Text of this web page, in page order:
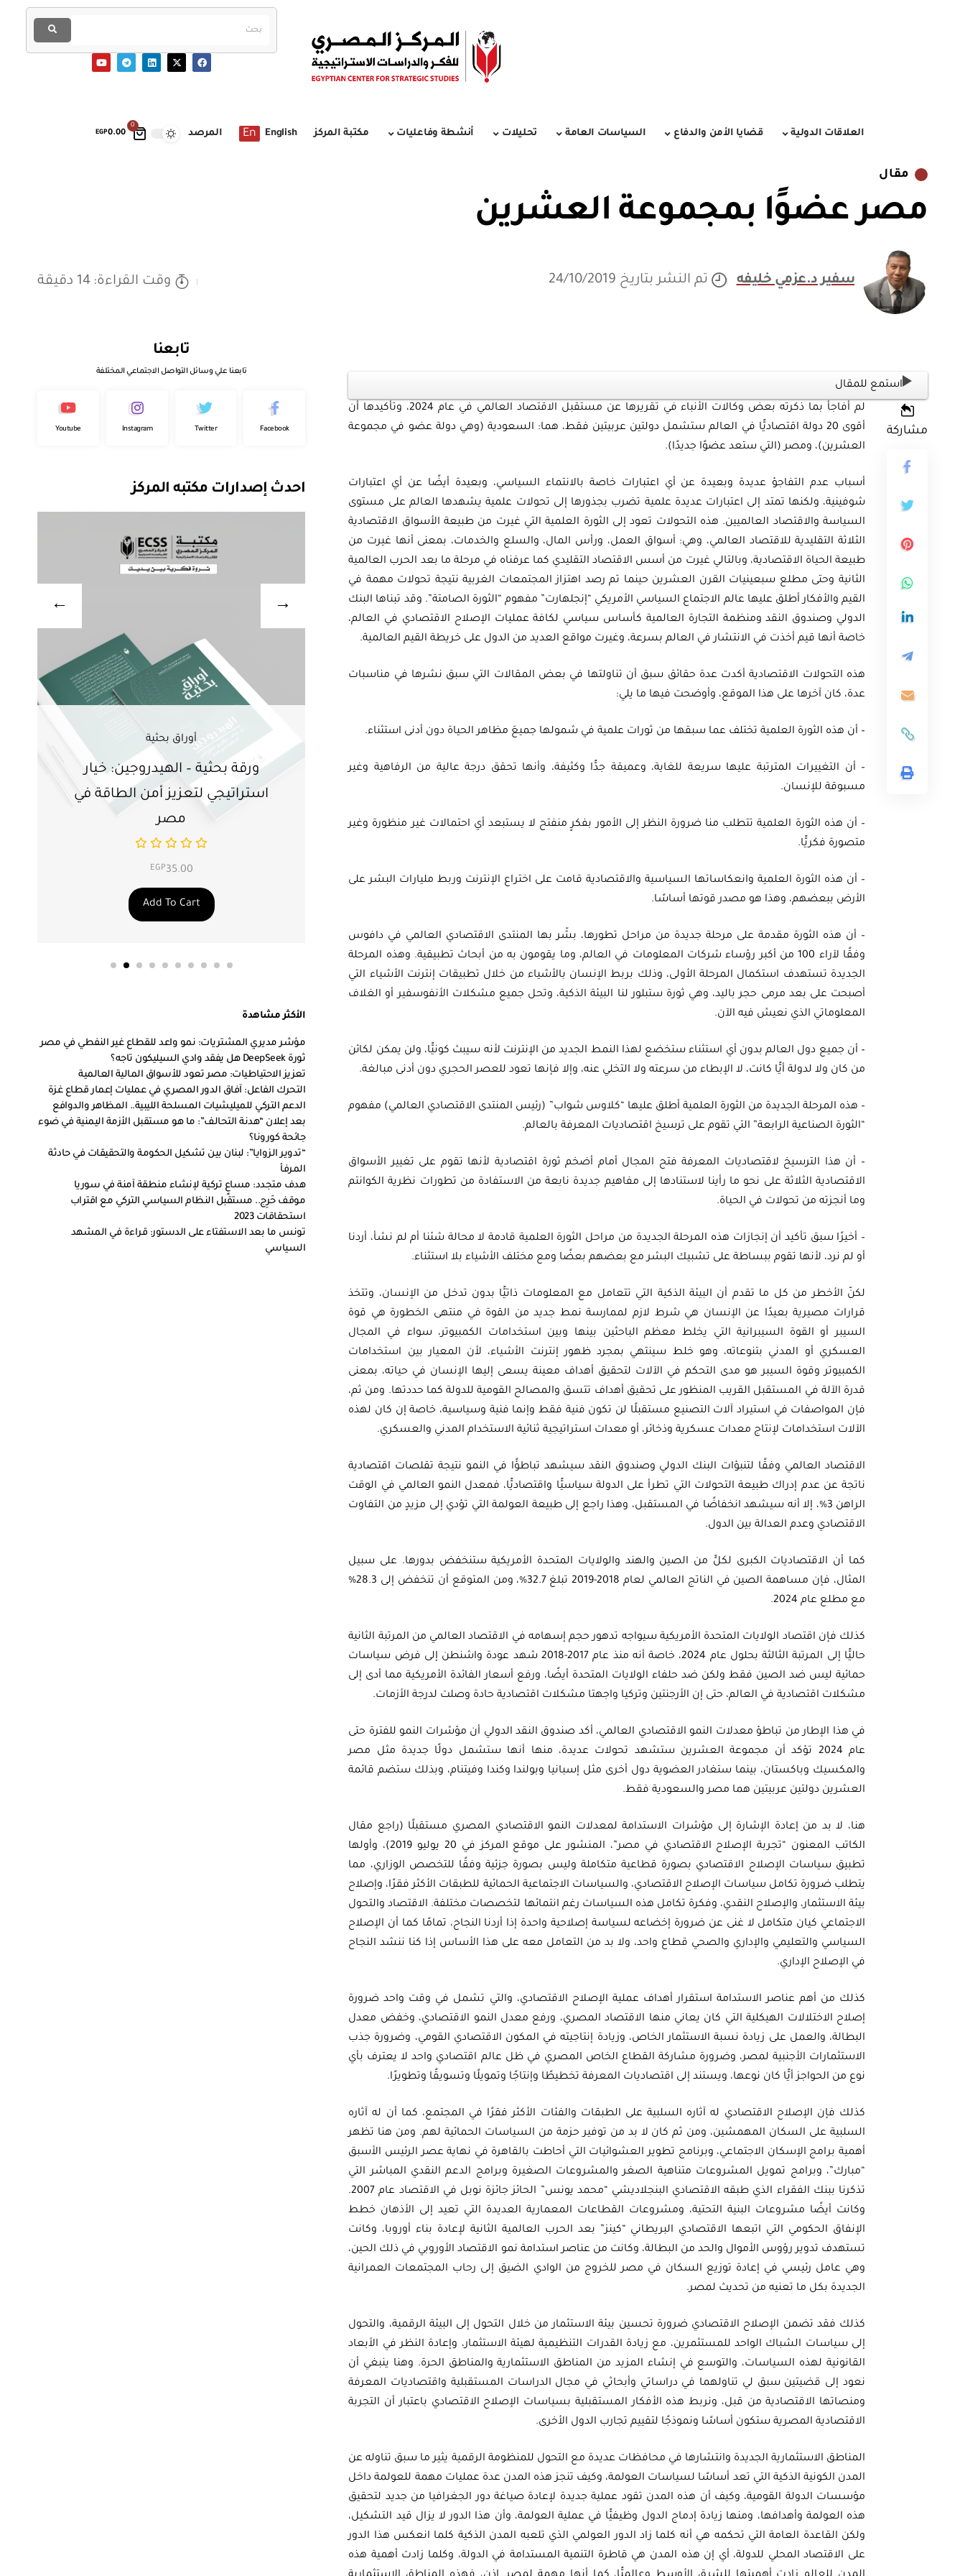
0
EGP0.00 العلاقات الدولية قضايا الأمن والدفاع السياسات العامة تحليلات أنشطة وفاعليات مكتبة المركز English
En المرصد
مقال
مصر عضوًا بمجموعة العشرين
سفير د.عزمي خليفه تم النشر بتاريخ 24/10/2019 وقت القراءة: 14 دقيقة
استمع للمقال
مشاركة
لم أفاجأ بما ذكرته بعض وكالات الأنباء في تقريرها عن مستقبل الاقتصاد العالمي في عام 2024، وتأكيدها أن
أقوى 20 دولة اقتصاديًّا في العالم ستشمل دولتين عربيتين فقط، هما: السعودية (وهي دولة عضو في مجموعة
العشرين)، ومصر (التي ستعد عضوًا جديدًا).
أسباب عدم التفاجؤ عديدة وبعيدة عن أي اعتبارات خاصة بالانتماء السياسي، وبعيدة أيضًا عن أي اعتبارات
شوفينية، ولكنها تمتد إلى اعتبارات عديدة علمية تضرب بجذورها إلى تحولات علمية يشهدها العالم على مستوى
السياسة والاقتصاد العالميين. هذه التحولات تعود إلى الثورة العلمية التي غيرت من طبيعة الأسواق الاقتصادية
الثلاثة التقليدية للاقتصاد العالمي، وهي: أسواق العمل، ورأس المال، والسلع والخدمات، بمعنى أنها غيرت من
طبيعة الحياة الاقتصادية، وبالتالي غيرت من أسس الاقتصاد التقليدي كما عرفناه في مرحلة ما بعد الحرب العالمية
الثانية وحتى مطلع سبعينيات القرن العشرين حينما تم رصد اهتزاز المجتمعات الغربية نتيجة تحولات مهمة في
القيم والأفكار أطلق عليها عالم الاجتماع السياسي الأمريكي “إنجلهارت” مفهوم “الثورة الصامتة”. وقد تبناها البنك
الدولي وصندوق النقد ومنظمة التجارة العالمية كأساس سياسي لكافة عمليات الإصلاح الاقتصادي في العالم،
خاصة أنها قيم أخذت في الانتشار في العالم بسرعة، وغيرت مواقع العديد من الدول على خريطة القيم العالمية.
هذه التحولات الاقتصادية أكدت عدة حقائق سبق أن تناولتها في بعض المقالات التي سبق نشرها في مناسبات
عدة، كان آخرها على هذا الموقع، وأوضحت فيها ما يلي:
– أن هذه الثورة العلمية تختلف عما سبقها من ثورات علمية في شمولها جميعَ مظاهر الحياة دون أدنى استثناء.
– أن التغييرات المترتبة عليها سريعة للغاية، وعميقة جدًّا وكثيفة، وأنها تحقق درجة عالية من الرفاهية وغير
مسبوقة للإنسان.
– أن هذه الثورة العلمية تتطلب منا ضرورة النظر إلى الأمور بفكرٍ منفتح لا يستبعد أي احتمالات غير منظورة وغير
متصورة فكريًّا.
– أن هذه الثورة العلمية وانعكاساتها السياسية والاقتصادية قامت على اختراع الإنترنت وربط مليارات البشر على
الأرض ببعضهم، وهذا هو مصدر قوتها أساسًا.
– أن هذه الثورة مقدمة على مرحلة جديدة من مراحل تطورها، بشّر بها المنتدى الاقتصادي العالمي في دافوس
وفقًا لآراء 100 من أكبر رؤساء شركات المعلومات في العالم، وما يقومون به من أبحاث تطبيقية. وهذه المرحلة
الجديدة تستهدف استكمال المرحلة الأولى، وذلك بربط الإنسان بالأشياء من خلال تطبيقات إنترنت الأشياء التي
أصبحت على بعد مرمى حجر باليد، وهي ثورة ستبلور لنا البيئة الذكية، وتحل جميع مشكلات الأنفوسفير أو الغلاف
المعلوماتي الذي نعيش فيه الآن.
– أن جميع دول العالم بدون أي استثناء ستخضع لهذا النمط الجديد من الإنترنت لأنه سيبث كونيًّا، ولن يمكن لكائن
من كان ولا لدولة أيًّا كانت، لا الإبطاء من سرعته ولا التخلي عنه، وإلا فإنها تعود للعصر الحجري دون أدنى مبالغة.
– هذه المرحلة الجديدة من الثورة العلمية أطلق عليها “كلاوس شواب” (رئيس المنتدى الاقتصادي العالمي) مفهوم
“الثورة الصناعية الرابعة” التي تقوم على ترسيخ اقتصاديات المعرفة بالعالم.
– أن هذا الترسيخ لاقتصاديات المعرفة فتح المجال أمام أضخم ثورة اقتصادية لأنها تقوم على تغيير الأسواق
الاقتصادية الثلاثة على نحو ما رأينا لاستنادها إلى مفاهيم جديدة نابعة من الاستفادة من تطورات نظرية الكوانتم
وما أنجزته من تحولات في الحياة.
– أخيرًا سبق تأكيد أن إنجازات هذه المرحلة الجديدة من مراحل الثورة العلمية قادمة لا محالة شئنا أم لم نشأ، أردنا
أو لم نرد، لأنها تقوم ببساطة على تشبيك البشر مع بعضهم بعضًا ومع مختلف الأشياء بلا استثناء.
لكنّ الأخطر من كل ما تقدم أن البيئة الذكية التي تتعامل مع المعلومات ذاتيًّا بدون تدخل من الإنسان، وتتخذ
قرارات مصيرية بعيدًا عن الإنسان هي شرط لازم لممارسة نمط جديد من القوة في منتهى الخطورة هي قوة
السيبر أو القوة السيبرانية التي يخلط معظم الباحثين بينها وبين استخدامات الكمبيوتر، سواء في المجال
العسكري أو المدني بتنوعاته، وهو خلط سينتهي بمجرد ظهور إنترنت الأشياء، لأن المعيار بين استخدامات
الكمبيوتر وقوة السيبر هو مدى التحكم في الآلات لتحقيق أهداف معينة يسعى إليها الإنسان في حياته، بمعنى
قدرة الآلة في المستقبل القريب المنظور على تحقيق أهداف تتسق والمصالح القومية للدولة كما حددتها. ومن ثم،
فإن المواصفات في استيراد آلات التصنيع مستقبلًا لن تكون فنية فقط وإنما فنية وسياسية، خاصة إن كان لهذه
الآلات استخدامات لإنتاج معدات عسكرية وذخائر، أو معدات استراتيجية ثنائية الاستخدام المدني والعسكري.
الاقتصاد العالمي وفقًا لتنبؤات البنك الدولي وصندوق النقد سيشهد تباطؤًا في النمو نتيجة تقلصات اقتصادية
ناتجة عن عدم إدراك طبيعة التحولات التي تطرأ على الدولة سياسيًّا واقتصاديًّا، فمعدل النمو العالمي في الوقت
الراهن 3%، إلا أنه سيشهد انخفاضًا في المستقبل، وهذا راجع إلى طبيعة العولمة التي تؤدي إلى مزيدٍ من التفاوت
الاقتصادي وعدم العدالة بين الدول.
كما أن الاقتصاديات الكبرى لكلٍّ من الصين والهند والولايات المتحدة الأمريكية ستنخفض بدورها. على سبيل
المثال، فإن مساهمة الصين في الناتج العالمي لعام 2018-2019 تبلغ 32.7%، ومن المتوقع أن تنخفض إلى 28.3%
مع مطلع عام 2024.
كذلك فإن اقتصاد الولايات المتحدة الأمريكية سيواجه تدهور حجم إسهامه في الاقتصاد العالمي من المرتبة الثانية
حاليًّا إلى المرتبة الثالثة بحلول عام 2024، خاصة أنه منذ عام 2017-2018 شهد عودة واشنطن إلى فرض سياسات
حمائية ليس ضد الصين فقط ولكن ضد حلفاء الولايات المتحدة أيضًا، ورفع أسعار الفائدة الأمريكية مما أدى إلى
مشكلات اقتصادية في العالم، حتى إن الأرجنتين وتركيا واجهتا مشكلات اقتصادية حادة وصلت لدرجة الأزمات.
في هذا الإطار من تباطؤ معدلات النمو الاقتصادي العالمي، أكد صندوق النقد الدولي أن مؤشرات النمو للفترة حتى
عام 2024 تؤكد أن مجموعة العشرين ستشهد تحولات عديدة، منها أنها ستشمل دولًا جديدة مثل مصر
والمكسيك وباكستان، بينما ستغادر العضوية دول أخرى مثل إسبانيا وبولندا وكندا وفيتنام، وبذلك ستضم قائمة
العشرين دولتين عربيتين هما مصر والسعودية فقط.
هنا، لا بد من إعادة الإشارة إلى مؤشرات الاستدامة لمعدلات النمو الاقتصادي المصري مستقبلًا (راجع مقال
الكاتب المعنون “تجربة الإصلاح الاقتصادي في مصر”، المنشور على موقع المركز في 20 يوليو 2019)، وأولها
تطبيق سياسات الإصلاح الاقتصادي بصورة قطاعية متكاملة وليس بصورة جزئية وفقًا للتخصص الوزاري، مما
يتطلب ضرورة تكامل سياسات الإصلاح الاقتصادي، والسياسات الاجتماعية الحمائية للطبقات الأكثر فقرًا، وإصلاح
بيئة الاستثمار، والإصلاح النقدي، وفكرة تكامل هذه السياسات رغم انتمائها لتخصصات مختلفة. الاقتصاد والتحول
الاجتماعي كيان متكامل لا غنى عن ضرورة إخضاعه لسياسة إصلاحية واحدة إذا أردنا النجاح، تمامًا كما أن الإصلاح
السياسي والتعليمي والإداري والصحي قطاع واحد، ولا بد من التعامل معه على هذا الأساس إذا كنا ننشد النجاح
في الإصلاح الإداري.
كذلك من أهم عناصر الاستدامة استقرار أهداف عملية الإصلاح الاقتصادي، والتي تشمل في وقت واحد ضرورة
إصلاح الاختلالات الهيكلية التي كان يعاني منها الاقتصاد المصري، ورفع معدل النمو الاقتصادي، وخفض معدل
البطالة، والعمل على زيادة نسبة الاستثمار الخاص، وزيادة إنتاجيته في المكون الاقتصادي القومي، وضرورة جذب
الاستثمارات الأجنبية لمصر، وضرورة مشاركة القطاع الخاص المصري في ظل عالم اقتصادي واحد لا يعترف بأي
نوع من الحواجز أيًّا كان نوعها، ويستند إلى اقتصاديات المعرفة تخطيطًا وإنتاجًا وتمويلًا وتسويقًا وتطويرًا.
كذلك فإن الإصلاح الاقتصادي له آثاره السلبية على الطبقات والفئات الأكثر فقرًا في المجتمع، كما أن له آثاره
السلبية على السكان المهمشين، ومن ثم كان لا بد من توفير حزمة من السياسات الحمائية لهم. ومن هنا تظهر
أهمية برامج الإسكان الاجتماعي، وبرنامج تطوير العشوائيات التي أحاطت بالقاهرة في نهاية عصر الرئيس الأسبق
“مبارك”، وبرامج تمويل المشروعات متناهية الصغر والمشروعات الصغيرة وبرامج الدعم النقدي المباشر التي
تذكرنا ببنك الفقراء الذي طبقه الاقتصادي البنجلاديشي “محمد يونس” الحائز جائزة نوبل في الاقتصاد عام 2007.
وكانت أيضًا مشروعات البنية التحتية، ومشروعات القطاعات المعمارية العديدة التي تعيد إلى الأذهان خطط
الإنفاق الحكومي التي اتبعها الاقتصادي البريطاني “كينز” بعد الحرب العالمية الثانية لإعادة بناء أوروبا، وكانت
تستهدف تدوير رؤوس الأموال والحد من البطالة، وكانت من عناصر استدامة نمو الاقتصاد الأوروبي في ذلك الحين،
وهي عامل رئيسي في إعادة توزيع السكان في مصر للخروج من الوادي الضيق إلى رحاب المجتمعات العمرانية
الجديدة بكل ما تعنيه من تحديث لمصر.
كذلك فقد تضمن الإصلاح الاقتصادي ضرورة تحسين بيئة الاستثمار من خلال التحول إلى البيئة الرقمية، والتحول
إلى سياسات الشباك الواحد للمستثمرين، مع زيادة القدرات التنظيمية لهيئة الاستثمار، وإعادة النظر في الأبعاد
القانونية لهذه السياسات، والتوسع في إنشاء المزيد من المناطق الاستثمارية والمناطق الحرة. وهنا ينبغي أن
نعود إلى قضيتين سبق لي تناولهما في دراساتي وأبحاثي في مجال الدراسات المستقبلية واقتصاديات المعرفة
ومنصاتها الاقتصادية من قبل، ونربط هذه الأفكار المستقبلية بسياسات الإصلاح الاقتصادي باعتبار أن التجربة
الاقتصادية المصرية ستكون أساسًا ونموذجًا لتقييم تجارب الدول الأخرى.
المناطق الاستثمارية الجديدة وانتشارها في محافظات عديدة مع التحول للمنظومة الرقمية يثير ما سبق تناوله عن
المدن الكونية الذكية التي تعد أساسًا لسياسات العولمة، وكيف تنجز هذه المدن عدة عمليات مهمة للعولمة داخل
مؤسسات الدولة القومية، وكيف أن هذه المدن تقود عملية جديدة لإعادة صياغة دور الجغرافيا من جديد لتحقيق
هذه العولمة وأهدافها، ومنها زيادة إدماج الدول وظيفيًّا في عملية العولمة، وأن هذا الدور لا يزال قيد التشكيل،
ولكن القاعدة العامة التي تحكمه هي أنه كلما زاد الدور العولمي الذي تلعبه المدن الذكية كلما انعكس هذا الدور
على الاقتصاد المحلي للدولة، أي إن هذه المدن هي قاطرة التنمية المستدامة في الدولة، وكلما زادت أهمية هذه
تابعنا
تابعنا علي وسائل التواصل الاجتماعي المختلفة
Facebook
Twitter
Instagram
Youtube
احدث إصدارات مكتبه المركز
أوراق بحثية
ورقة بحثية – الهيدروجين: خيار
استراتيجي لتعزيز أمن الطاقة في
مصر
EGP35.00
Add To Cart
ورقة بحثية - أمن الطاقة المصري:
وسياسات التعزيز
أوراق بحثية
ورقة بحثية – الطاقة المتجددة وتعزيز
أمن الطاقة المصري
Add To Cart
الأكثر مشاهدة
مؤشر مديري المشتريات: نمو واعد للقطاع غير النفطي في مصر
ثورة DeepSeek هل يفقد وادي السيليكون تاجه؟
تعزيز الاحتياطيات: مصر تعود للأسواق المالية العالمية
التحرك الفاعل: آفاق الدور المصري في عمليات إعمار قطاع غزة
الدعم التركي للميليشيات المسلحة الليبية.. المظاهر والدوافع
بعد إعلان “هدنة التحالف”: ما هو مستقبل الأزمة اليمنية في ضوء
جائحة كورونا؟
“تدوير الزوايا”: لبنان بين تشكيل الحكومة والتحقيقات في حادثة
المرفأ
هدف متجدد: مساعٍ تركية لإنشاء منطقة آمنة في سوريا
موقف حَرِج.. مستقبل النظام السياسي التركي مع اقتراب
استحقاقات 2023
تونس ما بعد الاستفتاء على الدستور: قراءة في المشهد
السياسي